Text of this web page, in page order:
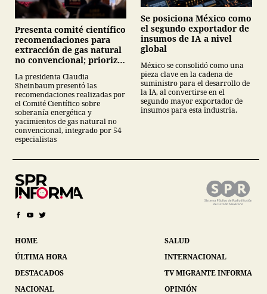
Presenta comité científico
recomendaciones para
extracción de gas natural
no convencional; prioriza
descarta yacimiento
Tampico-Misantla
La presidenta Claudia
Sheinbaum presentó las
recomendaciones realizadas por
el Comité Científico sobre
soberanía energética y
yacimientos de gas natural no
convencional, integrado por 54
especialistas
Se posiciona México como
el segundo exportador de
insumos de IA a nivel
global
México se consolidó como una
pieza clave en la cadena de
suministro para el desarrollo de
la IA, al convertirse en el
segundo mayor exportador de
insumos para esta industria.
HOME
ÚLTIMA HORA
DESTACADOS
NACIONAL
SALUD
INTERNACIONAL
TV MIGRANTE INFORMA
OPINIÓN